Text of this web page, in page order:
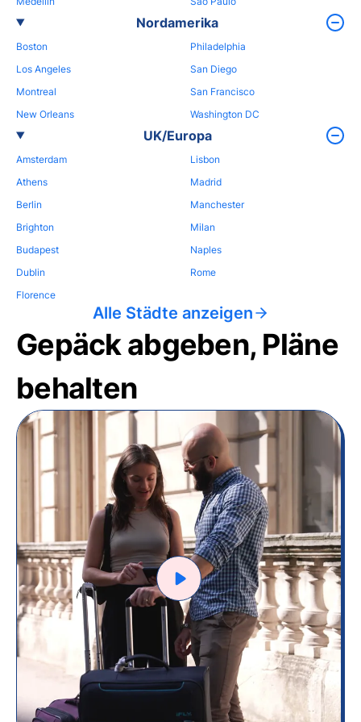
Nordamerika
Boston
Los Angeles
Montreal
New Orleans
Philadelphia
San Diego
San Francisco
Washington DC
UK/Europa
Amsterdam
Athens
Berlin
Brighton
Budapest
Dublin
Florence
Lisbon
Madrid
Manchester
Milan
Naples
Rome
Alle Städte anzeigen
Gepäck abgeben, Pläne
behalten